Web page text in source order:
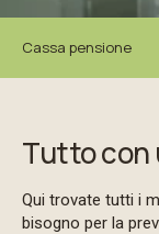
Cassa pensione
Tutto con
Qui trovate tutti i
bisogno per la